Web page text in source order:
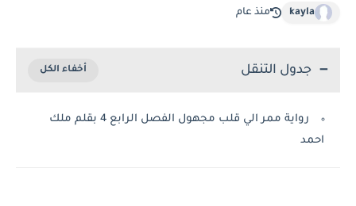
kayla منذ عام
جدول التنقل
رواية ممر الي قلب مجهول الفصل الرابع 4 بقلم ملك
احمد